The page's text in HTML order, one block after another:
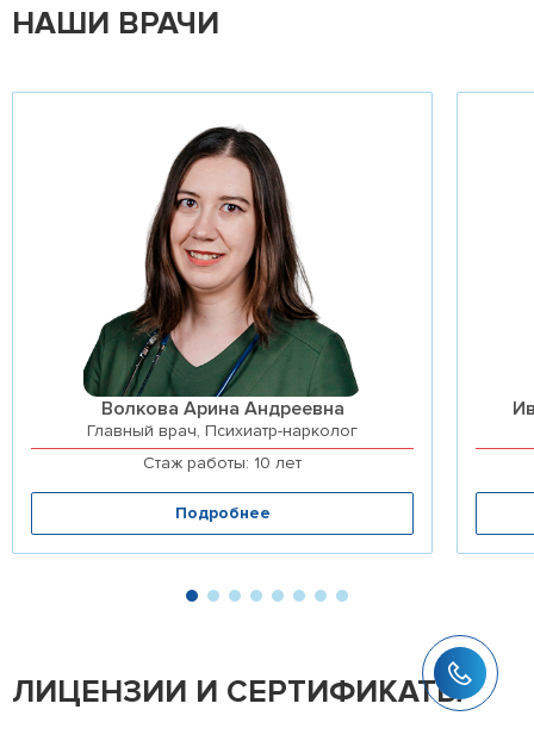
НАШИ ВРАЧИ
Волкова Арина Андреевна
Главный врач, Психиатр-нарколог
Стаж работы: 10 лет
Подробнее
ЛИЦЕНЗИИ И СЕРТИФИКАТЫ